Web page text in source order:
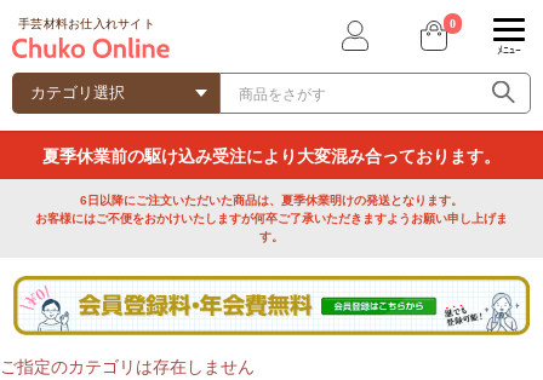
手芸材料お仕入れサイト 0
ﾒﾆｭｰ
夏季休業前の駆け込み受注により大変混み合っております。
6日以降にご注文いただいた商品は、夏季休業明けの発送となります。
お客様にはご不便をおかけいたしますが何卒ご了承いただきますようお願い申し上げま
す。
ご指定のカテゴリは存在しません